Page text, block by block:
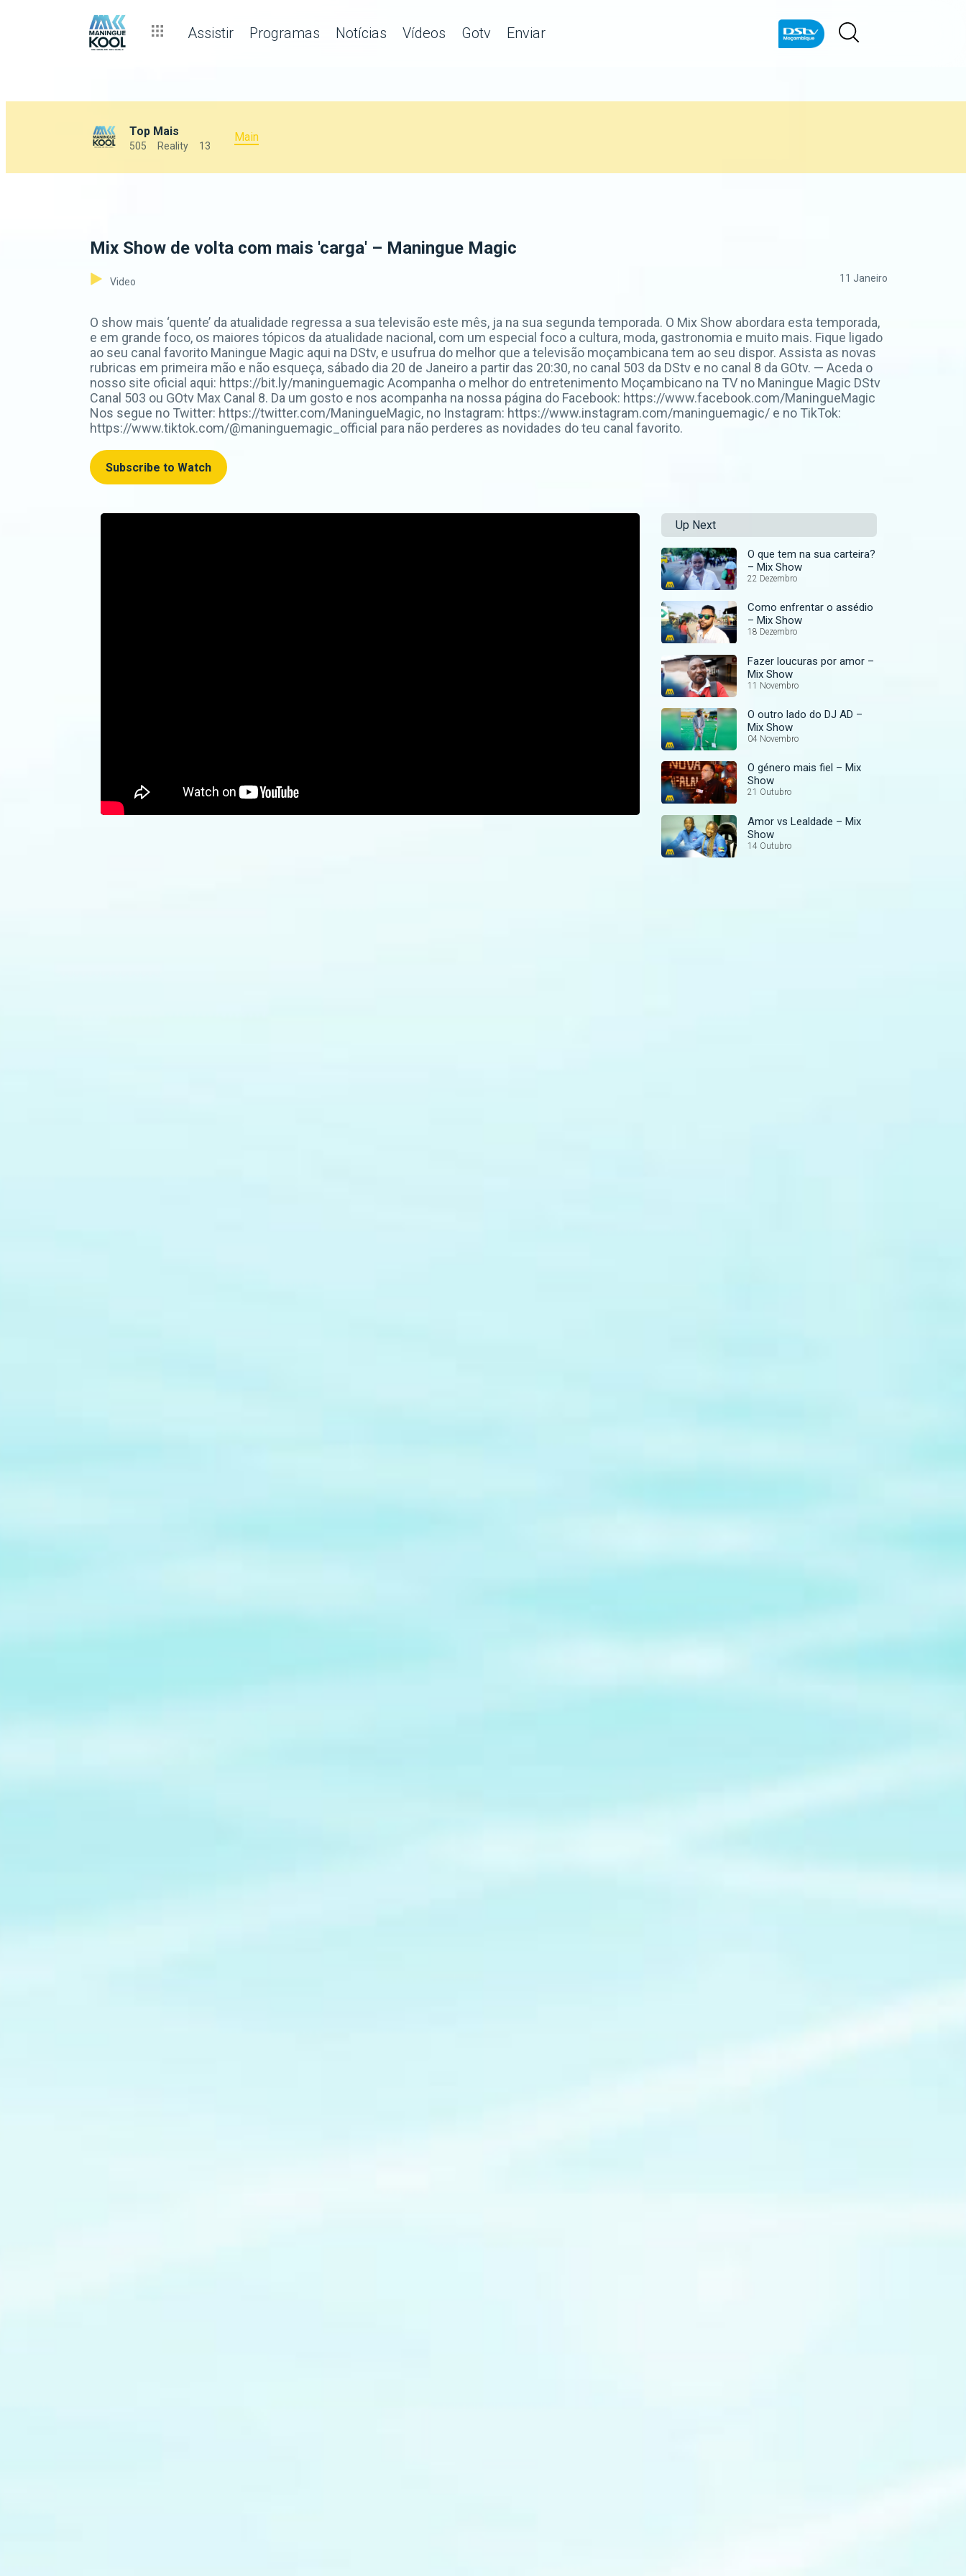
Assistir Programas Notícias Vídeos Gotv Enviar
Top Mais
505 Reality 13
Main
Mix Show de volta com mais 'carga' – Maningue Magic
Video 11 Janeiro
O show mais ‘quente’ da atualidade regressa a sua televisão este mês, ja na sua segunda temporada. O Mix Show abordara esta temporada,
e em grande foco, os maiores tópicos da atualidade nacional, com um especial foco a cultura, moda, gastronomia e muito mais. Fique ligado
ao seu canal favorito Maningue Magic aqui na DStv, e usufrua do melhor que a televisão moçambicana tem ao seu dispor. Assista as novas
rubricas em primeira mão e não esqueça, sábado dia 20 de Janeiro a partir das 20:30, no canal 503 da DStv e no canal 8 da GOtv. — Aceda o
nosso site oficial aqui: https://bit.ly/maninguemagic Acompanha o melhor do entretenimento Moçambicano na TV no Maningue Magic DStv
Canal 503 ou GOtv Max Canal 8. Da um gosto e nos acompanha na nossa página do Facebook: https://www.facebook.com/ManingueMagic
Nos segue no Twitter: https://twitter.com/ManingueMagic, no Instagram: https://www.instagram.com/maninguemagic/ e no TikTok:
https://www.tiktok.com/@maninguemagic_official para não perderes as novidades do teu canal favorito.
Subscribe to Watch
Up Next
O que tem na sua carteira?
– Mix Show
22 Dezembro
Como enfrentar o assédio
– Mix Show
18 Dezembro
Fazer loucuras por amor –
Mix Show
11 Novembro
O outro lado do DJ AD –
Mix Show
04 Novembro
O género mais fiel – Mix
Show
21 Outubro
Amor vs Lealdade – Mix
Show
14 Outubro